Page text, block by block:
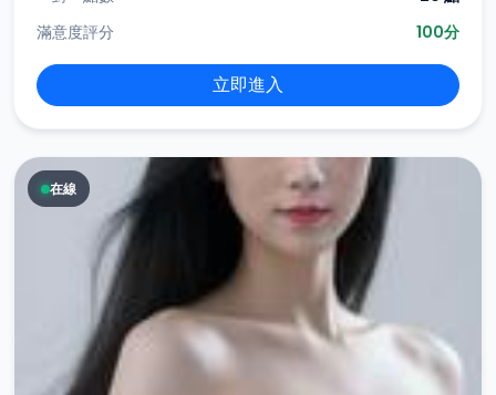
滿意度評分
100分
立即進入
在線